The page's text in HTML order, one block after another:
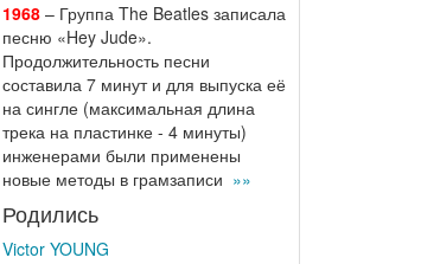
1968– Группа The Beatles записала
песню «Hey Jude».
Продолжительность песни
составила 7 минут и для выпуска её
на сингле (максимальная длина
трека на пластинке - 4 минуты)
инженерами были применены
новые методы в грамзаписи »»
Родились
Victor YOUNG